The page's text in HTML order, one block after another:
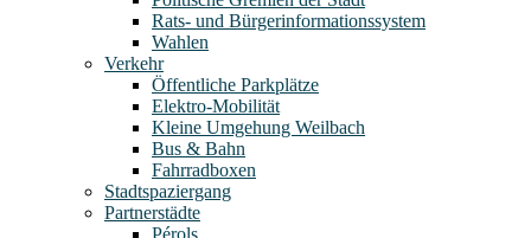
Rats- und Bürgerinformationssystem
Wahlen
Verkehr
Öffentliche Parkplätze
Elektro-Mobilität
Kleine Umgehung Weilbach
Bus & Bahn
Fahrradboxen
Stadtspaziergang
Partnerstädte
Pérols